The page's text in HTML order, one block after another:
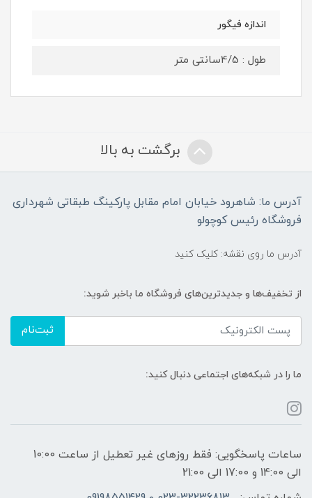
اندازه فیگور
طول : 4/5سانتی متر
برگشت به بالا
آدرس ما: شاهرود خیابان امام مقابل پارکینگ طبقاتی شهرداری
فروشگاه رئیس کوچولو
آدرس ما روی نقشه: کلیک کنید
از تخفیف‌ها و جدیدترین‌های فروشگاه ما باخبر شوید:
ثبت‌نام
ما را در شبکه‌های اجتماعی دنبال کنید:
ساعات پاسخگویی: فقط روزهای غیر تعطیل از ساعت 10:00
الی 14:00 و 17:00 الی 21:00